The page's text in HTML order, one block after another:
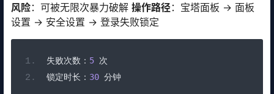
风险：可被无限次暴力破解 操作路径：宝塔面板 → 面板
设置 → 安全设置 → 登录失败锁定
失败次数： 5 次
锁定时长： 30 分钟